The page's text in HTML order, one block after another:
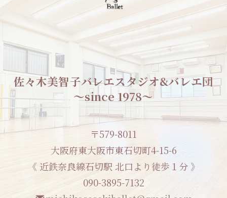
佐々木美智子バレエスタジオ&バレエ団
〜since 1978〜
〒579-8011
大阪府東大阪市東石切町4-15-6
《 近鉄奈良線石切駅 北口より徒歩１分 》
090-3895-7132